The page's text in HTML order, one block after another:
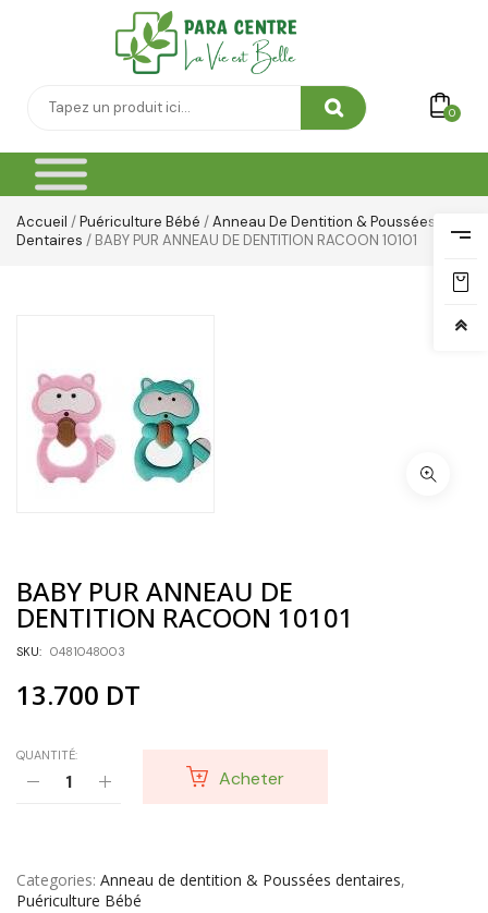
0
Accueil /Puériculture Bébé /Anneau De Dentition & Poussées
Dentaires / BABY PUR ANNEAU DE DENTITION RACOON 10101
BABY PUR ANNEAU DE
DENTITION RACOON 10101
SKU: 0481048003
13.700 DT
QUANTITÉ:
Acheter
Categories Anneau de dentition & Poussées dentaires,
Puériculture Bébé
Soin Cicatrisante
SOIN DE CORPS
Soin Du Corps
Thé & Tisanes
Toilette & Soin Bébé